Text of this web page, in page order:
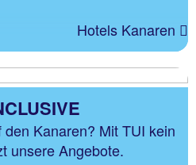
Hotels Kanaren
Kanaren? Mit TUI kein
unsere Angebote.